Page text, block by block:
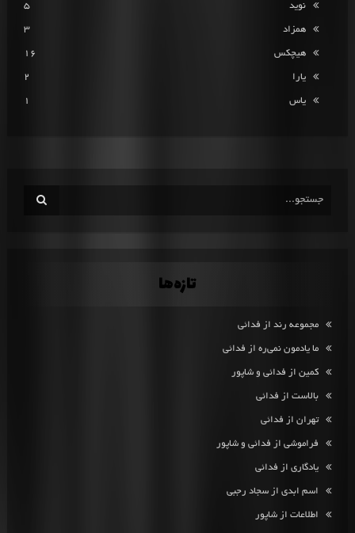
نوید 5
همزاد 3
هیچکس 16
یارا 2
یاس 1
تازه‌ها
مجموعه رند از فدائی
ما یادمون نمی‌ره از فدائی
کمین از فدائی و شاپور
بالاست از فدائی
تهران از فدائی
فراموشی از فدائی و شاپور
یادگاری از فدائی
اسم ابدی از سجاد رجبی
اطلاعات از شاپور